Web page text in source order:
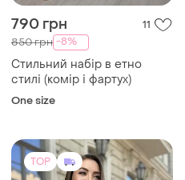
790 грн 11
850 грн -8%
Стильний набір в етно
стилі (комір і фартух)
One size
TOP